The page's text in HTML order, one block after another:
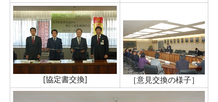
[協定書交換] ［意見交換の様子］